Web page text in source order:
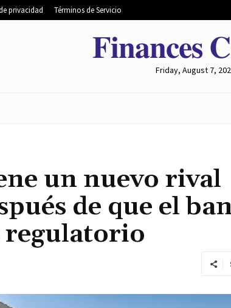
privacidad Términos de Servicio
𝐅𝐢𝐧𝐚𝐧𝐜𝐞𝐬
Friday, August 7,
un nuevo rival
de que el
regulatorio